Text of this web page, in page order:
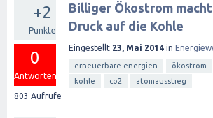
+2
Punkte
0
Antworten
803 Aufrufe
Billiger Ökostrom macht
Druck auf die Kohle
Eingestellt 23, Mai 2014 in
erneuerbare energien
ökostrom
kohle
co2 atomausstieg